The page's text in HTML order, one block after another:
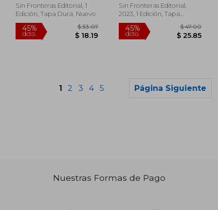
Sin Fronteras Editorial, 1
Edición, Tapa Dura, Nuevo
Sin Fronteras Editorial,
2023, 1 Edición, Tapa
Blanda, Nuevo
1 2 3 4 5 Página Siguiente
Nuestras Formas de Pago